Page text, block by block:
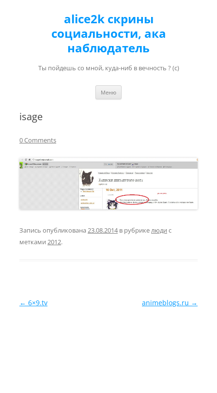
alice2k скрины
социальности, ака
наблюдатель
Ты пойдешь со мной, куда-ниб в вечность ? (с)
Меню
isage
0 Comments
Запись опубликована 23.08.2014в рубрикелюди с
метками 2012.
Навигация по записям
← 6×9.tv animeblogs.ru →